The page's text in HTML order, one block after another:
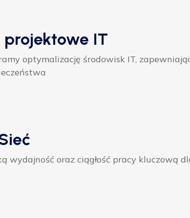
IT
optymalizację środowisk IT,
oraz ciągłość pracy kluczową